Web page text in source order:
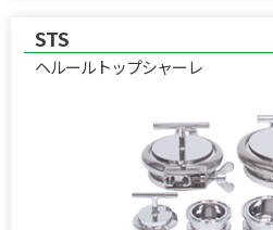
開閉がしやすいノブ付キャップを標
での使用に適しています。
STS
ヘルールトップシャーレ